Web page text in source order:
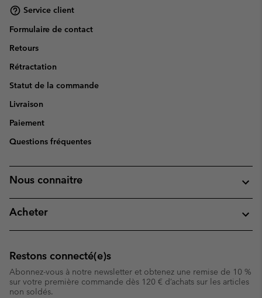
Service client
Formulaire de contact
Retours
Rétractation
Statut de la commande
Livraison
Paiement
Questions fréquentes
Nous connaitre
Acheter
Restons connecté(e)s
Abonnez-vous à notre newsletter et obtenez une remise de 10 %
sur votre première commande dès 120 € d’achats sur les articles
non soldés.